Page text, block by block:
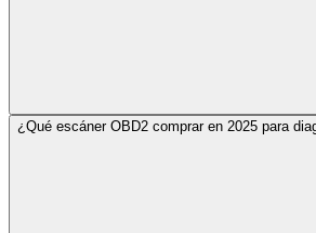
¿Qué escáner OBD2 comprar en 2025 para